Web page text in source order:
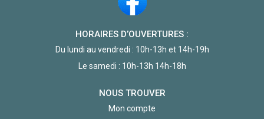
HORAIRES D’OUVERTURES :
Du lundi au vendredi : 10h-13h et 14h-19h
Le samedi : 10h-13h 14h-18h
NOUS TROUVER
Mon compte